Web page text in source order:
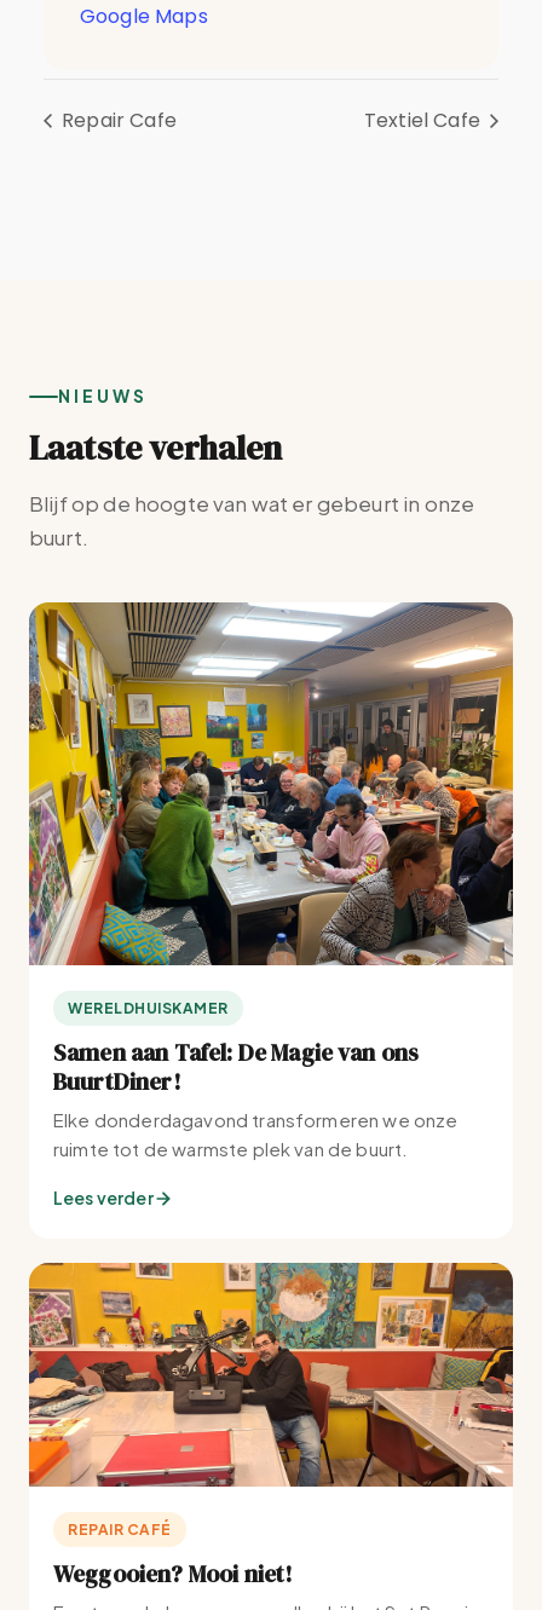
Google Maps
Repair Cafe Textiel Cafe
NIEUWS
Laatste verhalen
Blijf op de hoogte van wat er gebeurt in onze
buurt.
WERELDHUISKAMER
Samen aan Tafel: De Magie van ons
BuurtDiner!
Elke donderdagavond transformeren we onze
ruimte tot de warmste plek van de buurt.
Lees verder
REPAIR CAFÉ
Weggooien? Mooi niet!